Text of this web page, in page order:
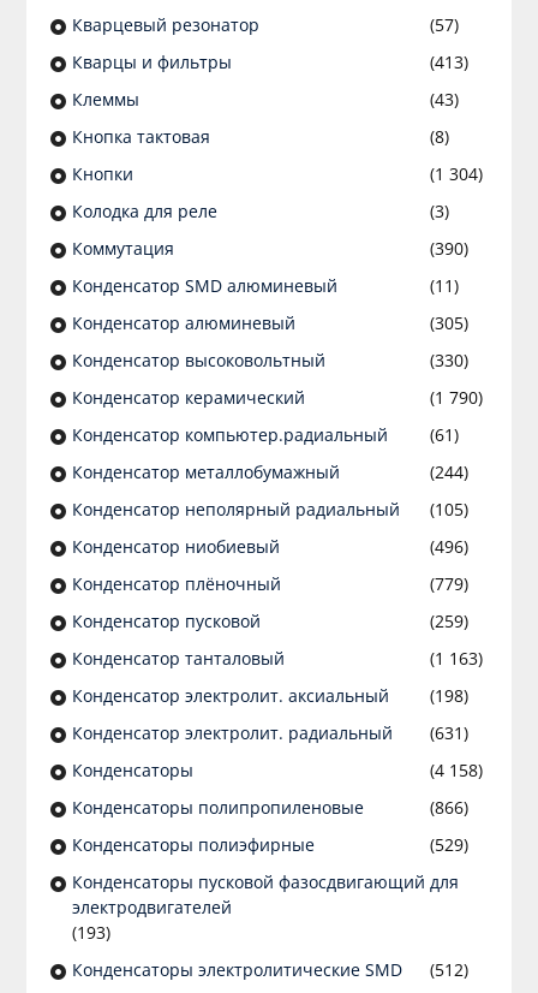
Кварцевый резонатор
(57)
Кварцы и фильтры
(413)
Клеммы
(43)
Кнопка тактовая
(8)
Кнопки
(1 304)
Колодка для реле
(3)
Коммутация
(390)
Конденсатор SMD алюминевый
(11)
Конденсатор алюминевый
(305)
Конденсатор высоковольтный
(330)
Конденсатор керамический
(1 790)
Конденсатор компьютер.радиальный
(61)
Конденсатор металлобумажный
(244)
Конденсатор неполярный радиальный
(105)
Конденсатор ниобиевый
(496)
Конденсатор плёночный
(779)
Конденсатор пусковой
(259)
Конденсатор танталовый
(1 163)
Конденсатор электролит. аксиальный
(198)
Конденсатор электролит. радиальный
(631)
Конденсаторы
(4 158)
Конденсаторы полипропиленовые
(866)
Конденсаторы полиэфирные
(529)
Конденсаторы пусковой фазосдвигающий для
электродвигателей
(193)
Конденсаторы электролитические SMD
(512)